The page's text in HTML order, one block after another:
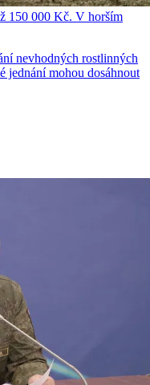
150 000 Kč. V horším
nevhodných rostlinných
jednání mohou dosáhnout